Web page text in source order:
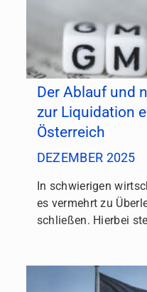
Der Ablauf und
zur Liquidation
Österreich
DEZEMBER 2025
In schwierigen
es vermehrt zu
schließen. Hierbei